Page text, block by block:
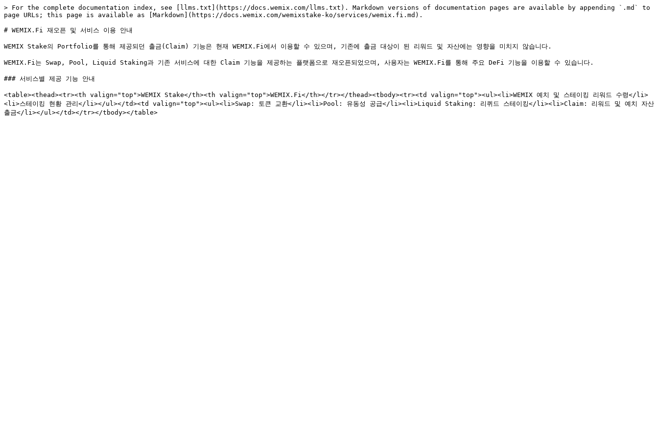
> For the complete documentation index, see [llms.txt](https://docs.wemix.com/llms.txt). Markdown versions of documentation pages are available by appending `.md` to
page URLs; this page is available as [Markdown](https://docs.wemix.com/wemixstake-ko/services/wemix.fi.md).
# WEMIX.Fi 재오픈 및 서비스 이용 안내
WEMIX Stake의 Portfolio를 통해 제공되던 출금(Claim) 기능은 현재 WEMIX.Fi에서 이용할 수 있으며, 기존에 출금 대상이 된 리워드 및 자산에는 영향을 미치지 않습니다.
WEMIX.Fi는 Swap, Pool, Liquid Staking과 기존 서비스에 대한 Claim 기능을 제공하는 플랫폼으로 재오픈되었으며, 사용자는 WEMIX.Fi를 통해 주요 DeFi 기능을 이용할 수 있습니다.
### 서비스별 제공 기능 안내
<table><thead><tr><th valign="top">WEMIX Stake</th><th valign="top">WEMIX.Fi</th></tr></thead><tbody><tr><td valign="top"><ul><li>WEMIX 예치 및 스테이킹 리워드 수령</li>
<li>스테이킹 현황 관리</li></ul></td><td valign="top"><ul><li>Swap: 토큰 교환</li><li>Pool: 유동성 공급</li><li>Liquid Staking: 리퀴드 스테이킹</li><li>Claim: 리워드 및 예치 자산